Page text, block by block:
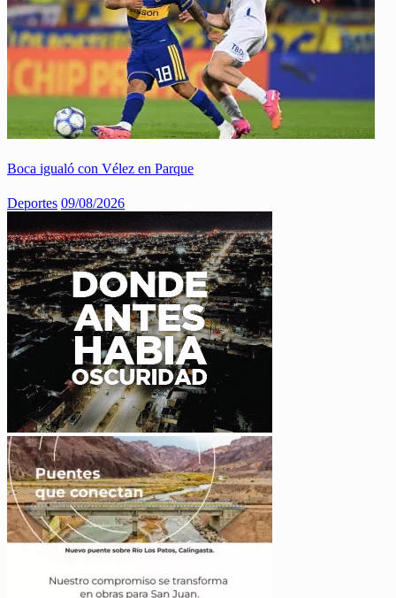
Boca igualó con Vélez en Parque
Deportes 09/08/2026